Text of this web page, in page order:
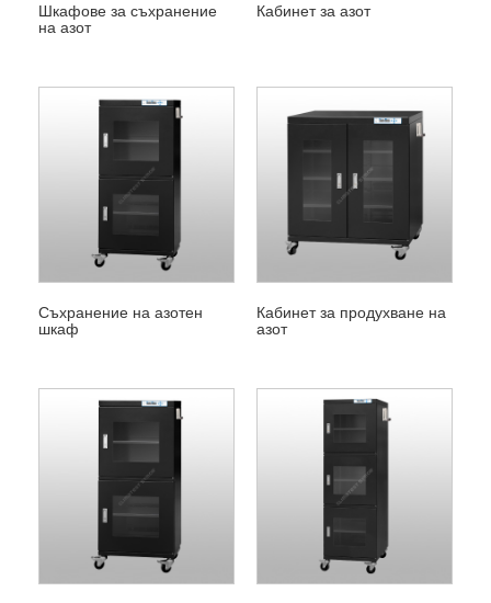
Шкафове за съхранение
на азот
Кабинет за азот
Съхранение на азотен
шкаф
Кабинет за продухване на
азот